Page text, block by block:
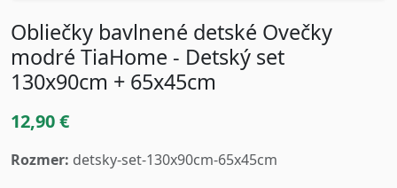
Obliečky bavlnené detské Ovečky
modré TiaHome - Detský set
130x90cm + 65x45cm
12,90 €
Rozmer: detsky-set-130x90cm-65x45cm